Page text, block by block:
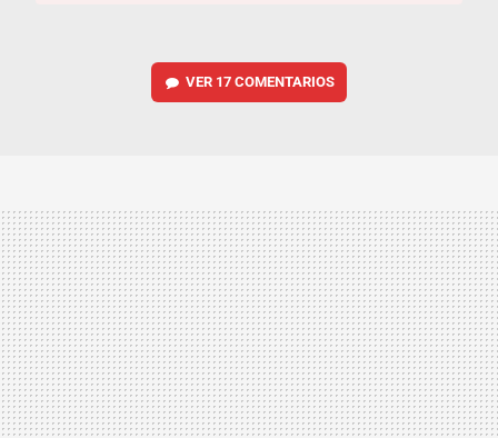
VER 17 COMENTARIOS